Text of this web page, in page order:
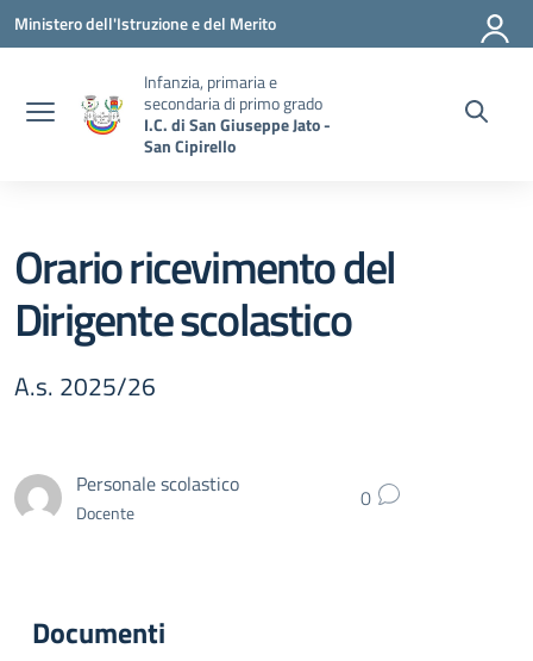
Vai ai contenuti
Vai al menu di navigazione
Vai al footer
Ministero dell'Istruzione e del Merito
Infanzia, primaria e
secondaria di primo grado
I.C. di San Giuseppe Jato -
San Cipirello
Orario ricevimento del
Dirigente scolastico
A.s. 2025/26
Personale scolastico
Docente 0
Documenti